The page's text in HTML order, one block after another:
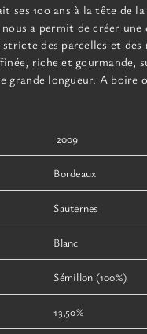
ses 100 ans à la tête de
nous a permit de créer une
des parcelles et des
riche et gourmande,
grande longueur. A boire
2009
Bordeaux
Sauternes
Blanc
Sémillon (100%)
13,50%